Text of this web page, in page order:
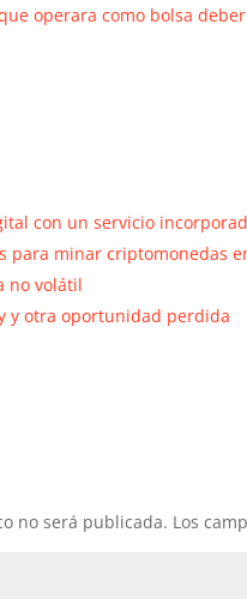
operara como bolsa
con un servicio
para minar criptomonedas
no volátil
y otra oportunidad perdida
no será publicada. Los